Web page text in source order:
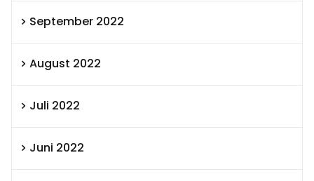
September 2022
August 2022
Juli 2022
Juni 2022